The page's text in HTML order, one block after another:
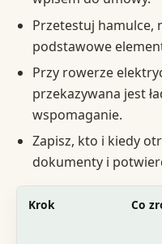
Przetestuj hamulce,
podstawowe
Przy rowerze
przekazywana jest
wspomaganie.
Zapisz, kto i kiedy
dokumenty i
Krok Co